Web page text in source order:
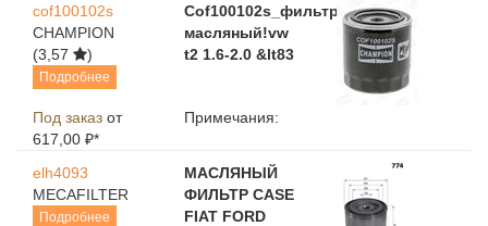
cof100102s
CHAMPION
(3,57
)
Подробнее
Cof100102s_фильтр
масляный!vw
t2 1.6-2.0 &lt83
Под заказ от
617,00 ₽*
Примечания:
elh4093
MECAFILTER
Подробнее
МАСЛЯНЫЙ
ФИЛЬТР CASE
FIAT FORD